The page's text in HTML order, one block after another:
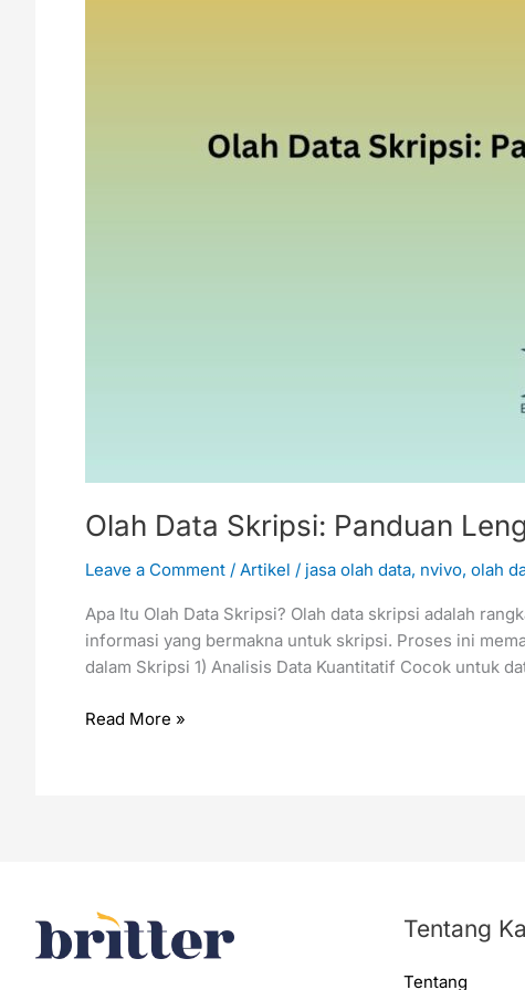
Olah Data Skripsi: Panduan
Leave a Comment / Artikel / jasa olah data, nvivo, olah
Apa Itu Olah Data Skripsi? Olah data skripsi adalah
informasi yang bermakna untuk skripsi. Proses ini
dalam Skripsi 1) Analisis Data Kuantitatif Cocok untuk
Read More »
Tentang
Tentang